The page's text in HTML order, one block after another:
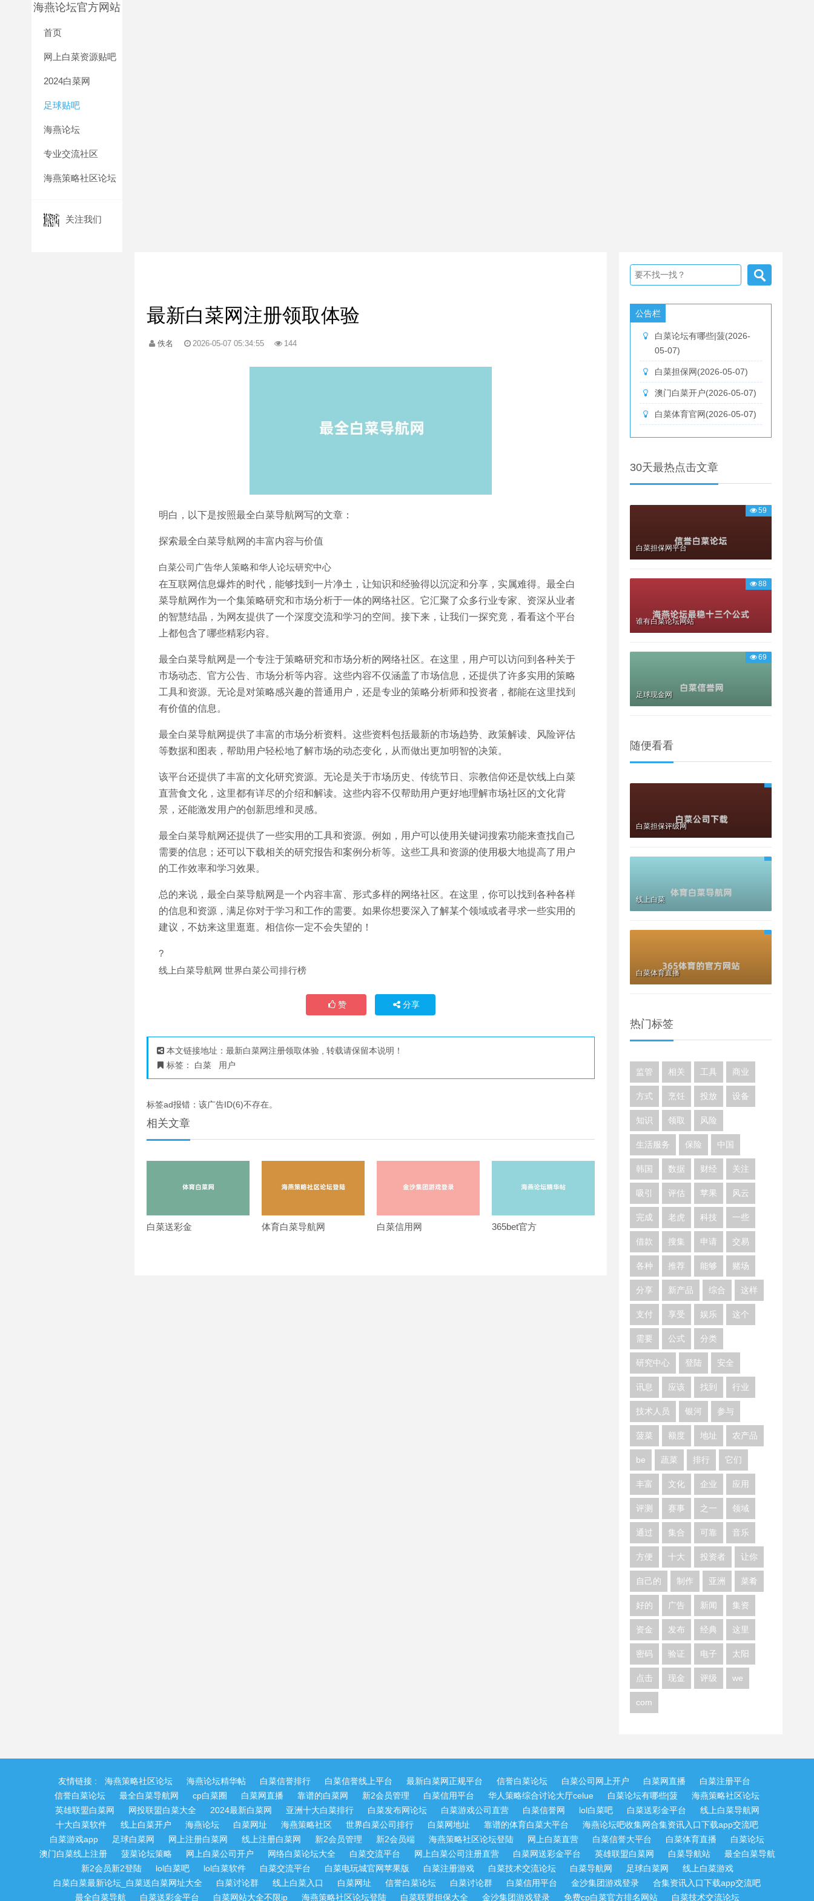
海燕论坛官方网站
首页
网上白菜资源贴吧
2024白菜网
足球贴吧
海燕论坛
专业交流社区
海燕策略社区论坛
关注我们
最新白菜网注册领取体验
佚名 2026-05-07 05:34:55 144
明白，以下是按照最全白菜导航网写的文章：
探索最全白菜导航网的丰富内容与价值
白菜公司广告华人策略和华人论坛研究中心
在互联网信息爆炸的时代，能够找到一片净土，让知识和经验得以沉淀和分享，实属难得。最全白
菜导航网作为一个集策略研究和市场分析于一体的网络社区。它汇聚了众多行业专家、资深从业者
的智慧结晶，为网友提供了一个深度交流和学习的空间。接下来，让我们一探究竟，看看这个平台
上都包含了哪些精彩内容。
最全白菜导航网是一个专注于策略研究和市场分析的网络社区。在这里，用户可以访问到各种关于
市场动态、官方公告、市场分析等内容。这些内容不仅涵盖了市场信息，还提供了许多实用的策略
工具和资源。无论是对策略感兴趣的普通用户，还是专业的策略分析师和投资者，都能在这里找到
有价值的信息。
最全白菜导航网提供了丰富的市场分析资料。这些资料包括最新的市场趋势、政策解读、风险评估
等数据和图表，帮助用户轻松地了解市场的动态变化，从而做出更加明智的决策。
该平台还提供了丰富的文化研究资源。无论是关于市场历史、传统节日、宗教信仰还是饮线上白菜
直营食文化，这里都有详尽的介绍和解读。这些内容不仅帮助用户更好地理解市场社区的文化背
景，还能激发用户的创新思维和灵感。
最全白菜导航网还提供了一些实用的工具和资源。例如，用户可以使用关键词搜索功能来查找自己
需要的信息；还可以下载相关的研究报告和案例分析等。这些工具和资源的使用极大地提高了用户
的工作效率和学习效果。
总的来说，最全白菜导航网是一个内容丰富、形式多样的网络社区。在这里，你可以找到各种各样
的信息和资源，满足你对于学习和工作的需要。如果你想要深入了解某个领域或者寻求一些实用的
建议，不妨来这里逛逛。相信你一定不会失望的！
?
线上白菜导航网 世界白菜公司排行榜
赞 分享
本文链接地址： 最新白菜网注册领取体验, 转载请保留本说明！
标签： 白菜 用户
标签ad报错：该广告ID(6)不存在。
相关文章
白菜送彩金 体育白菜导航网 白菜信用网 365bet官方
公告栏
白菜论坛有哪些|菠(2026-
05-07)
白菜担保网(2026-05-07)
澳门白菜开户(2026-05-07)
白菜体育官网(2026-05-07)
30天最热点击文章
59
白菜担保网平台
88
谁有白菜论坛网站
69
足球现金网
随便看看
白菜担保评级网
线上白菜
白菜体育直播
热门标签
监管 相关 工具 商业
方式 烹饪 投放 设备
知识 领取 风险
生活服务 保险 中国
韩国 数据 财经 关注
吸引 评估 苹果 风云
完成 老虎 科技 一些
借款 搜集 申请 交易
各种 推荐 能够 赌场
分享 新产品 综合 这样
支付 享受 娱乐 这个
需要 公式 分类
研究中心 登陆 安全
讯息 应该 找到 行业
技术人员 银河 参与
菠菜 额度 地址 农产品
be 蔬菜 排行 它们
丰富 文化 企业 应用
评测 赛事 之一 领域
通过 集合 可靠 音乐
方便 十大 投资者 让你
自己的 制作 亚洲 菜肴
好的 广告 新闻 集资
资金 发布 经典 这里
密码 验证 电子 太阳
点击 现金 评级 we
com
友情链接 : 海燕策略社区论坛 海燕论坛精华帖 白菜信誉排行 白菜信誉线上平台 最新白菜网正规平台 信誉白菜论坛 白菜公司网上开户 白菜网直播
白菜注册平台
信誉白菜论坛
最全白菜导航网 cp白菜圈 白菜网直播 靠谱的白菜网 新2会员管理 白菜信用平台 华人策略综合讨论大厅celue 白菜论坛有哪些|菠
海燕策略社区论坛
英雄联盟白菜网
网投联盟白菜大全 2024最新白菜网 亚洲十大白菜排行 白菜发布网论坛 白菜游戏公司直营 白菜信誉网 lol白菜吧 白菜送彩金平台
线上白菜导航网
十大白菜软件
线上白菜开户 海燕论坛 白菜网址 海燕策略社区 世界白菜公司排行 白菜网地址 靠谱的体育白菜大平台
海燕论坛吧收集网合集资讯入口下载app交流吧
白菜游戏app
足球白菜网 网上注册白菜网 线上注册白菜网 新2会员管理 新2会员端 海燕策略社区论坛登陆 网上白菜直营 白菜信誉大平台 白菜体育直播
白菜论坛
澳门白菜线上注册
菠菜论坛策略 网上白菜公司开户 网络白菜论坛大全 白菜交流平台 网上白菜公司注册直营 白菜网送彩金平台 英雄联盟白菜网 白菜导航站
最全白菜导航
新2会员新2登陆
lol白菜吧 lol白菜软件 白菜交流平台 白菜电玩城官网苹果版 白菜注册游戏 白菜技术交流论坛 白菜导航网 足球白菜网
线上白菜游戏
白菜白菜最新论坛_白菜送白菜网址大全
白菜讨论群 线上白菜入口 白菜网址 信誉白菜论坛 白菜讨论群 白菜信用平台 金沙集团游戏登录
合集资讯入口下载app交流吧
最全白菜导航
白菜送彩金平台 白菜网站大全不限ip 海燕策略社区论坛登陆 白菜联盟担保大全 金沙集团游戏登录 免费cp白菜官方排名网站 白菜技术交流论坛